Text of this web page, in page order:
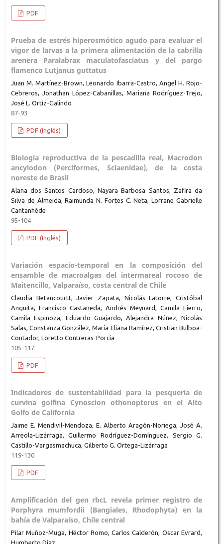
PDF
Prueba de estrés hiperosmótico agudo para evaluar el
vigor de larvas a la primera alimentación de la cabrilla
arenera Paralabrax maculatofasciatus y del pargo
flamenco Lutjanus guttatus
Juan M. Martínez-Brown, Leonardo Ibarra-Castro, Angel H. Rojo-
Cebreros, Jonathan López-Cabanillas, Mariana Rodríguez-Trejo,
José L. Ortíz-Galindo
87-93
PDF (Inglés)
Biología reproductiva de la pescadilla real, Macrodon
ancylodon (Perciformes, Sciaenidae), de la costa
noreste de Brasil
Alana dos Santos Cardoso, Nayara Barbosa Santos, Zafira da
Silva de Almeida, Raimunda N. Fortes C. Neta, Lorrane Gabrielle
Cantanhêde
95-104
PDF (Inglés)
Variación espacio-temporal en la composición del
ensamble de macroalgas del intermareal rocoso de
Maitencillo, Valparaíso, costa central de Chile
Claudia Betancourtt, Javier Zapata, Nicolás Latorre, Cristóbal
Anguita, Francisco Castañeda, Andrés Meynard, Camila Fierro,
Camila Espinoza, Eduardo Guajardo, Alejandra Núñez, Nicolás
Salas, Constanza González, María Eliana Ramírez, Cristian Bulboa-
Contador, Loretto Contreras-Porcia
105-117
PDF
Indicadores de sustentabilidad para la pesquería de
curvina golfina Cynoscion othonopterus en el Alto
Golfo de California
Jaime E. Mendivil-Mendoza, E. Alberto Aragón-Noriega, José A.
Arreola-Lizárraga, Guillermo Rodríguez-Domínguez, Sergio G.
Castillo-Vargasmachuca, Gilberto G. Ortega-Lizárraga
119-130
PDF
Amplificación del gen rbcL revela primer registro de
Porphyra mumfordii (Bangiales, Rhodophyta) en la
bahía de Valparaíso, Chile central
Pilar Muñoz-Muga, Héctor Romo, Carlos Calderón, Oscar Evrard,
Humberto Díaz